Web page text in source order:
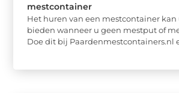
mestcontainer
Het huren van een mestcontainer
bieden wanneer u geen mestput of
Doe dit bij Paardenmestcontainers.nl